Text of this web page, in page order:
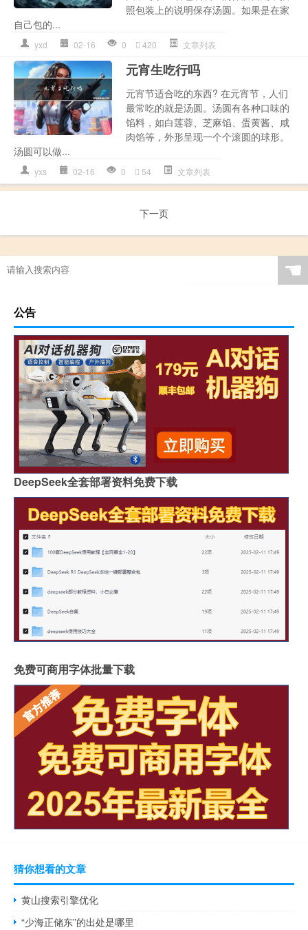
照包装上的说明保存汤圆。如果是在家
自己包的...
yxd 02-16 0 420 文章列表
元宵生吃行吗
元宵节适合吃的东西? 在元宵节，人们
最常吃的就是汤圆。汤圆有各种口味的
馅料，如白莲蓉、芝麻馅、蛋黄酱、咸
肉馅等，外形呈现一个个滚圆的球形。
汤圆可以做...
yxs 02-16 0 54 文章列表
下一页
☚
公告
DeepSeek全套部署资料免费下载
免费可商用字体批量下载
猜你想看的文章
黄山搜索引擎优化
“少海正储东”的出处是哪里